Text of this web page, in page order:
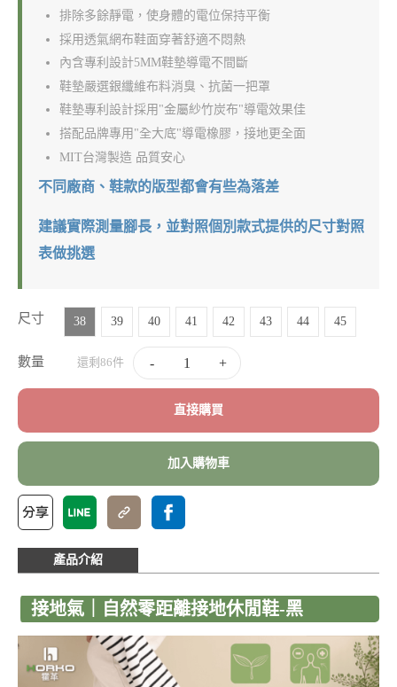
排除多餘靜電，使身體的電位保持平衡
採用透氣網布鞋面穿著舒適不悶熱
內含專利設計5MM鞋墊導電不間斷
鞋墊嚴選銀纖維布料消臭、抗菌一把罩
鞋墊專利設計採用"金屬紗竹炭布"導電效果佳
搭配品牌專用"全大底"導電橡膠，接地更全面
MIT台灣製造 品質安心
不同廠商、鞋款的版型都會有些為落差
建議實際測量腳長，並對照個別款式提供的尺寸對照
表做挑選
尺寸 38 39 40 41 42 43 44 45
數量 - +
還剩86件
直接購買
加入購物車
產品介紹
接地氣｜自然零距離接地休閒鞋-黑